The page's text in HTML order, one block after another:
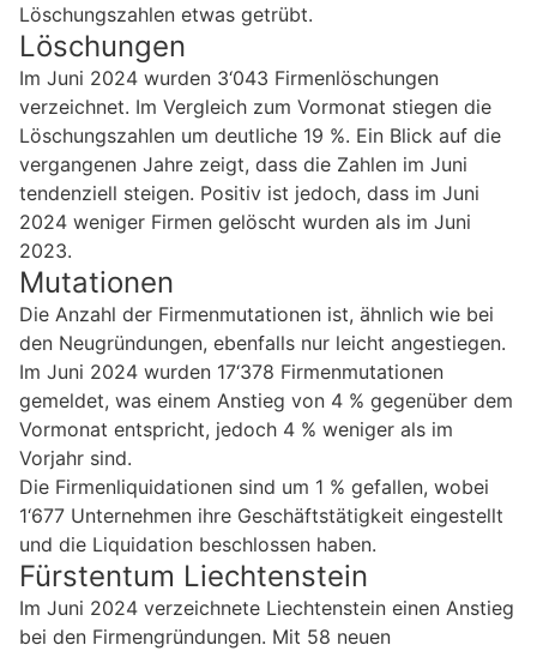
Löschungszahlen etwas getrübt.
Löschungen
Im Juni 2024 wurden 3‘043 Firmenlöschungen
verzeichnet. Im Vergleich zum Vormonat stiegen die
Löschungszahlen um deutliche 19 %. Ein Blick auf die
vergangenen Jahre zeigt, dass die Zahlen im Juni
tendenziell steigen. Positiv ist jedoch, dass im Juni
2024 weniger Firmen gelöscht wurden als im Juni
2023.
Mutationen
Die Anzahl der Firmenmutationen ist, ähnlich wie bei
den Neugründungen, ebenfalls nur leicht angestiegen.
Im Juni 2024 wurden 17‘378 Firmenmutationen
gemeldet, was einem Anstieg von 4 % gegenüber dem
Vormonat entspricht, jedoch 4 % weniger als im
Vorjahr sind.
Die Firmenliquidationen sind um 1 % gefallen, wobei
1‘677 Unternehmen ihre Geschäftstätigkeit eingestellt
und die Liquidation beschlossen haben.
Fürstentum Liechtenstein
Im Juni 2024 verzeichnete Liechtenstein einen Anstieg
bei den Firmengründungen. Mit 58 neuen